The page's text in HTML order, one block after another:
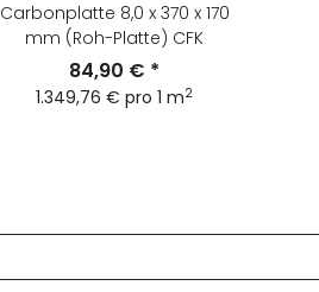
Carbonplatte 8,0 x 370 x 170
mm (Roh-Platte) CFK
84,90 € *
1.349,76 € pro 1 m2